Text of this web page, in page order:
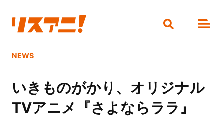
NEWS
いきものがかり、オリジナル
TVアニメ『さよならララ』